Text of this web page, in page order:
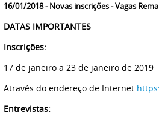
16/01/2018 - Novas inscrições - Vagas
DATAS IMPORTANTES
Inscrições:
17 de janeiro a 23 de janeiro de 2019
Através do endereço de Internet
Entrevistas: